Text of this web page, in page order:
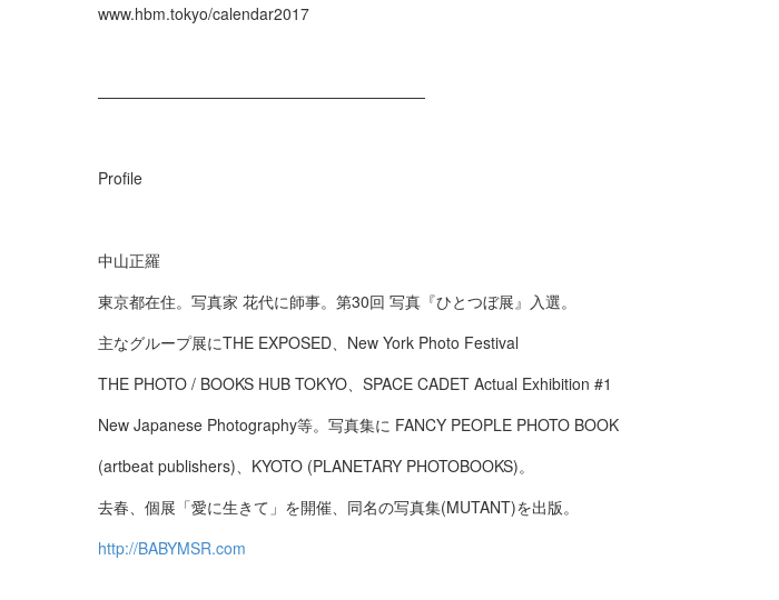
www.hbm.tokyo/calendar2017
—————————————————————
Profile
中山正羅
東京都在住。写真家 花代に師事。第30回 写真『ひとつぼ展』入選。
主なグループ展にTHE EXPOSED、New York Photo Festival
THE PHOTO / BOOKS HUB TOKYO、SPACE CADET Actual Exhibition #1
New Japanese Photography等。写真集に FANCY PEOPLE PHOTO BOOK
(artbeat publishers)、KYOTO (PLANETARY PHOTOBOOKS)。
去春、個展「愛に生きて」を開催、同名の写真集(MUTANT)を出版。
http://BABYMSR.com